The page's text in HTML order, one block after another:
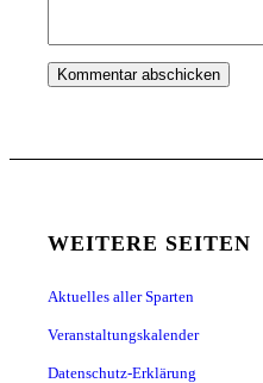
WEITERE SEITEN
Aktuelles aller Sparten
Veranstaltungskalender
Datenschutz-Erklärung